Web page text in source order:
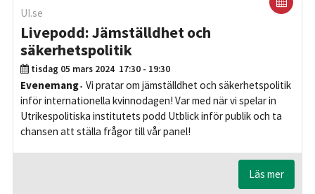
UI.se
Livepodd: Jämställdhet och
säkerhetspolitik
tisdag 05 mars 2024 17:30 - 19:30
Evenemang Vi pratar om jämställdhet och säkerhetspolitik
inför internationella kvinnodagen! Var med när vi spelar in
Utrikespolitiska institutets podd Utblick inför publik och ta
chansen att ställa frågor till vår panel!
Läs mer